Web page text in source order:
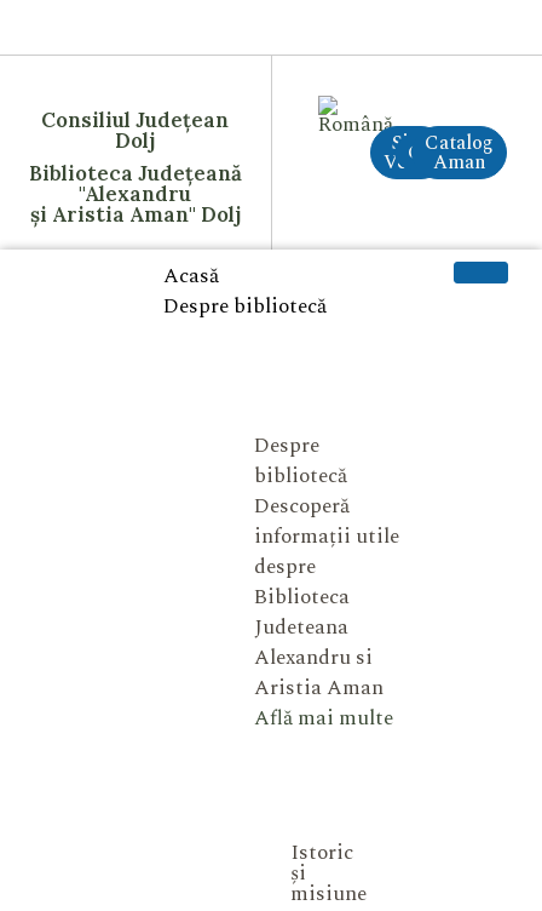
Consiliul Județean
Dolj
Biblioteca Județeană
"Alexandru
și Aristia Aman" Dolj
Site
VechiCreAI
Catalog
Aman
Acasă
Despre bibliotecă
Despre
bibliotecă
Descoperă
informații utile
despre
Biblioteca
Judeteana
Alexandru si
Aristia Aman
Află mai multe
Istoric
și
misiune